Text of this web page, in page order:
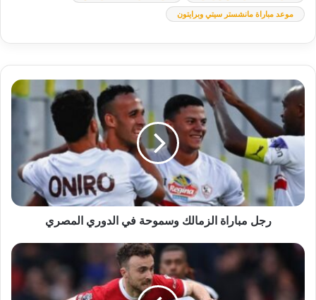
موعد مباراة مانشستر سيتي وبرايتون
رجل
مباراة
الزمالك
وسموحة
في
الدوري
المصري
رجل مباراة الزمالك وسموحة في الدوري المصري
موقف
من